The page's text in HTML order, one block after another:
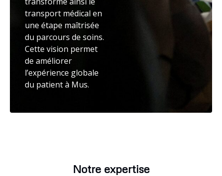
transport médical en
une étape maîtrisée
du parcours de soins.
Cette vision permet
de améliorer
l’expérience globale
du patient à Mus.
Notre expertise